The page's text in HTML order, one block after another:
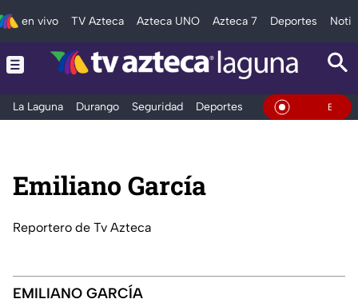
en vivo TV Azteca Azteca UNO Azteca 7 Deportes
La Laguna Durango Seguridad Deportes EntretenimientoEn Vivo
Emiliano García
Reportero de Tv Azteca
EMILIANO GARCÍA